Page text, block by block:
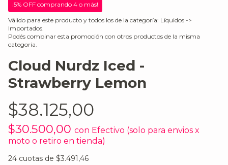
¡5% OFF comprando 4 o más!
Válido para este producto y todos los de la categoría: Líquidos ->
Importados.
Podés combinar esta promoción con otros productos de la misma
categoría.
Cloud Nurdz Iced -
Strawberry Lemon
$38.125,00
$30.500,00 con Efectivo (solo para envios x
moto o retiro en tienda)
24 cuotas de $3.491,46